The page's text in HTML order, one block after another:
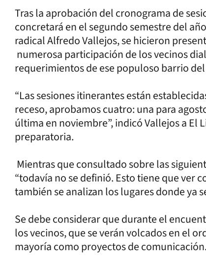
Tras la aprobación del cronograma de
concretará en el segundo semestre del
radical Alfredo Vallejos, se hicieron
numerosa participación de los vecinos
requerimientos de ese populoso barrio
“Las sesiones itinerantes están
receso, aprobamos cuatro: una para
última en noviembre”, indicó Vallejos a El
preparatoria.
Mientras que consultado sobre las
“todavía no se definió. Esto tiene que ver
también se analizan los lugares donde ya
Se debe considerar que durante el
los vecinos, que se verán volcados en el
mayoría como proyectos de comunicación.